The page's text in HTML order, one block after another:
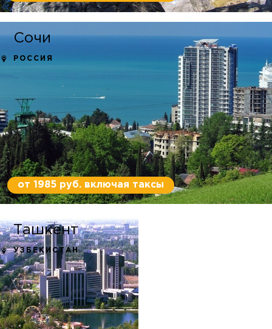
Сочи
РОССИЯ
от 1985 руб. включая таксы
Ташкент
УЗБЕКИСТАН